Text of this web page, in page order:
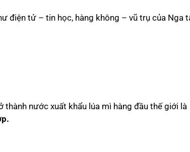
điện tử – tin học, hàng không – vũ trụ của Nga
thành nước xuất khẩu lúa mì hàng đầu thế giới là